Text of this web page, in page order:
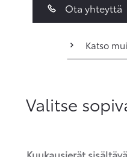
Ota yhteyttä
Katso
Valitse